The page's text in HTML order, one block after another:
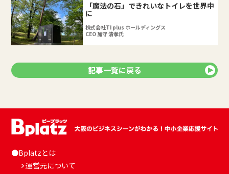
「魔法の石」できれいなトイレを世界中
に
株式会社TI plus ホールディングス
CEO 加守 清孝氏
記事一覧に戻る
●Bplatzとは
運営元について